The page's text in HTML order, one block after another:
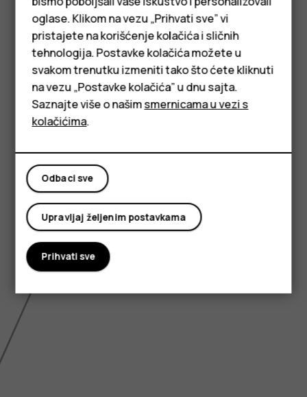
Pametni telefoni
Klasični telefoni
Tableti
6.43 inch
oglase. Klikom na vezu „Prihvati sve” vi
pristajete na korišćenje kolačića i sličnih
tehnologija. Postavke kolačića možete u
svakom trenutku izmeniti tako što ćete kliknuti
na vezu „Postavke kolačića” u dnu sajta.
Saznajte više o našimsmernicama u vezi s
kolačićima.
Odbaci sve
Upravljaj željenim postavkama
Prihvati sve